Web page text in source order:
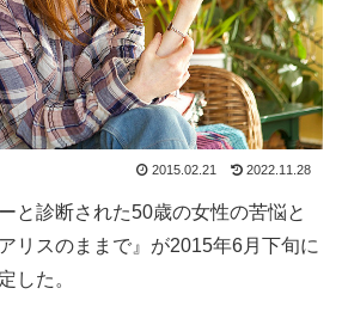
2015.02.21 2022.11.28
と診断された50歳の女性の苦悩と
リスのままで』が2015年6月下旬に
した。